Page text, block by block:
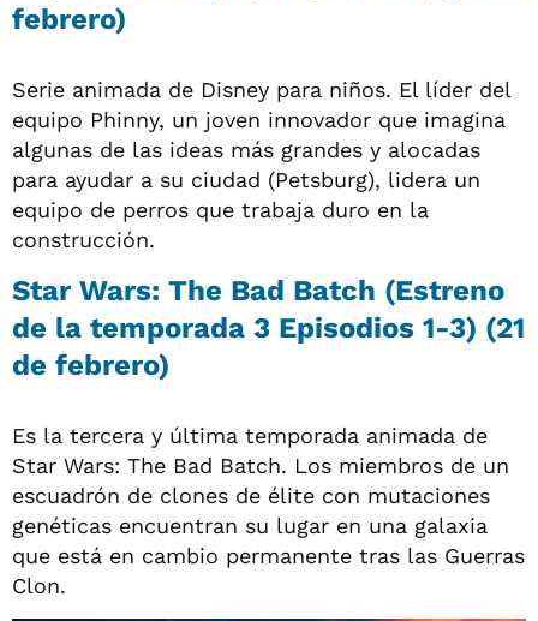
febrero)
Serie animada de Disney para niños. El líder del
equipo Phinny, un joven innovador que imagina
algunas de las ideas más grandes y alocadas
para ayudar a su ciudad (Petsburg), lidera un
equipo de perros que trabaja duro en la
construcción.
Star Wars: The Bad Batch (Estreno
de la temporada 3 Episodios 1-3) (21
de febrero)
Es la tercera y última temporada animada de
Star Wars: The Bad Batch. Los miembros de un
escuadrón de clones de élite con mutaciones
genéticas encuentran su lugar en una galaxia
que está en cambio permanente tras las Guerras
Clon.